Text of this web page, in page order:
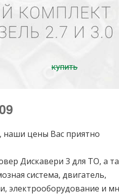
купить
наши цены Вас приятно
Дискавери 3 для ТО, а
система, двигатель,
электрооборудование и